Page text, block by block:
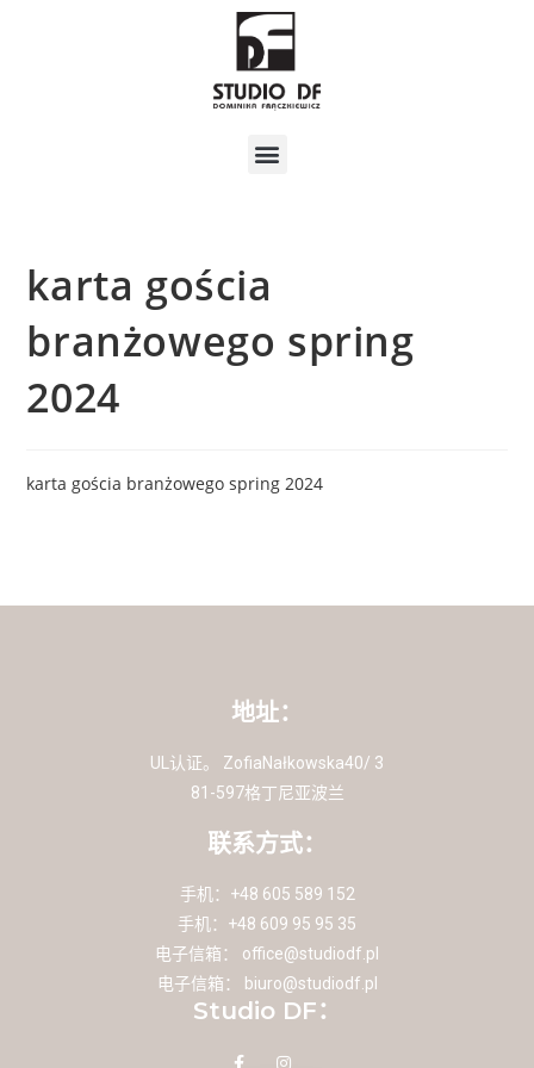
karta gościa
branżowego spring
2024
karta gościa branżowego spring 2024
地址：
UL认证。 ZofiaNałkowska40/ 3
81-597格丁尼亚波兰
联系方式：
手机：+48 605 589 152
手机：+48 609 95 95 35
电子信箱： office@studiodf.pl
电子信箱：
biuro@studiodf.pl
Studio DF：